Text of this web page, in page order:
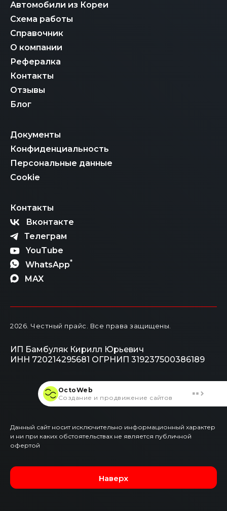
Автомобили из Кореи
Схема работы
Справочник
О компании
Рефералка
Контакты
Отзывы
Блог
Документы
Конфиденциальность
Персональные данные
Cookie
Контакты
Вконтакте
Телеграм
YouTube
WhatsApp*
MAX
2026 . Честный прайс. Все права защищены.
ИП Бамбуляк Кирилл Юрьевич
ИНН 720214295681 ОГРНИП 319237500386189
Данный сайт носит исключительно информационный характер
и ни при каких обстоятельствах не является публичной
офертой
Наверх
OctoWeb
Создание и продвижение сайтов